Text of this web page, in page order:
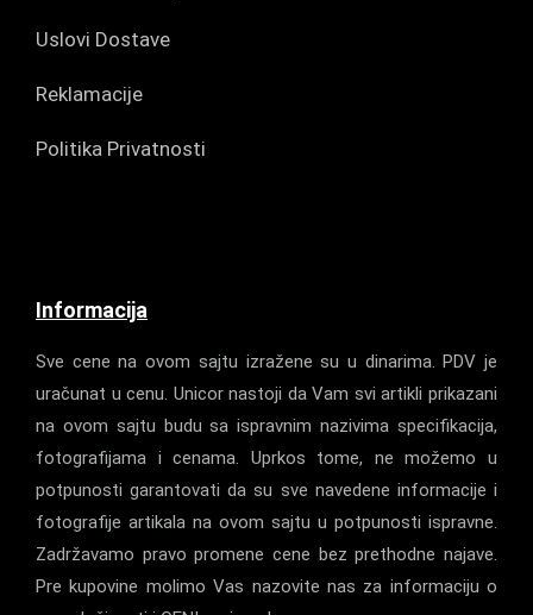
Uslovi Dostave
Reklamacije
Politika Privatnosti
Informacija
Sve cene na ovom sajtu izražene su u dinarima. PDV je
uračunat u cenu. Unicor nastoji da Vam svi artikli prikazani
na ovom sajtu budu sa ispravnim nazivima specifikacija,
fotografijama i cenama. Uprkos tome, ne možemo u
potpunosti garantovati da su sve navedene informacije i
fotografije artikala na ovom sajtu u potpunosti ispravne.
Zadržavamo pravo promene cene bez prethodne najave.
Pre kupovine molimo Vas nazovite nas za informaciju o